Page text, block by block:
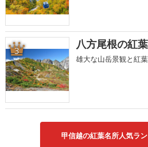
3 八方尾根の紅葉
雄大な山岳景観と紅
甲信越の紅葉名所人気ラ